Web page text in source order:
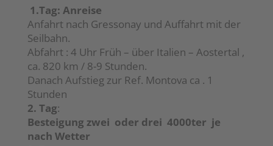
1.Tag: Anreise
Anfahrt nach Gressonay und Auffahrt mit der
Seilbahn.
Abfahrt : 4 Uhr Früh – über Italien – Aostertal ,
ca. 820 km / 8-9 Stunden.
Danach Aufstieg zur Ref. Montova ca . 1
Stunden
2. Tag:
Besteigung zwei oder drei 4000ter je
nach Wetter